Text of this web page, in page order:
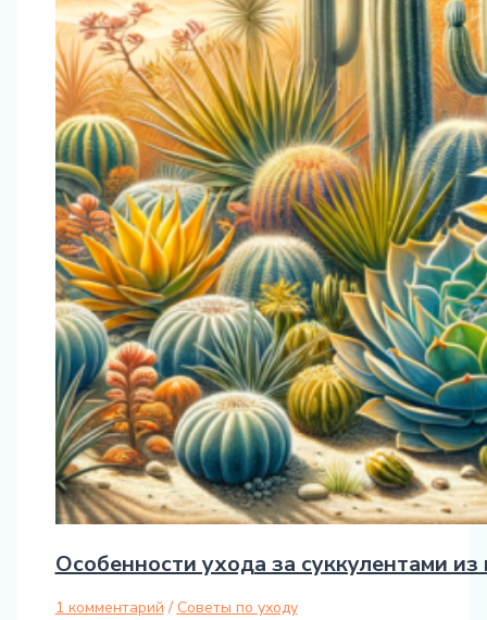
Особенности ухода за суккулентами из
1 комментарий / Советы по уходу